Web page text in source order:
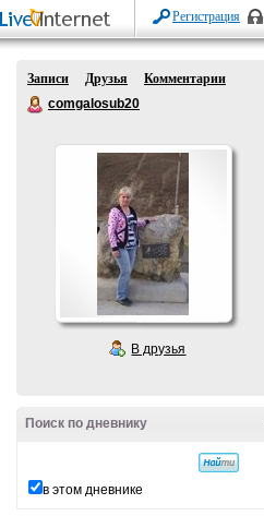
Регистрация
Записи Друзья
Комментарии
comgalosub20
В друзья
Поиск по дневнику
в этом дневнике